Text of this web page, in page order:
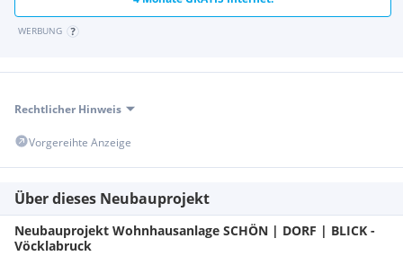
WERBUNG
Rechtlicher Hinweis
Vorgereihte Anzeige
Über dieses Neubauprojekt
Neubauprojekt Wohnhausanlage SCHÖN | DORF | BLICK -
Vöcklabruck